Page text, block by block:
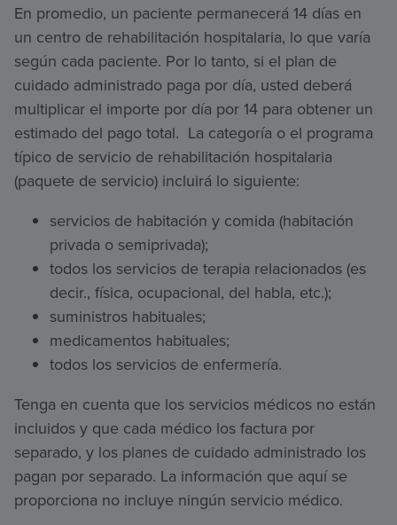
En promedio, un paciente permanecerá 14 días en
un centro de rehabilitación hospitalaria, lo que varía
según cada paciente. Por lo tanto, si el plan de
cuidado administrado paga por día, usted deberá
multiplicar el importe por día por 14 para obtener un
estimado del pago total. La categoría o el programa
típico de servicio de rehabilitación hospitalaria
(paquete de servicio) incluirá lo siguiente:
servicios de habitación y comida (habitación
privada o semiprivada);
todos los servicios de terapia relacionados (es
decir., física, ocupacional, del habla, etc.);
suministros habituales;
medicamentos habituales;
todos los servicios de enfermería.
Tenga en cuenta que los servicios médicos no están
incluidos y que cada médico los factura por
separado, y los planes de cuidado administrado los
pagan por separado. La información que aquí se
proporciona no incluye ningún servicio médico.